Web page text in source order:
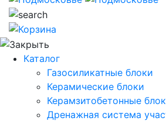
Каталог
Газосиликатные блоки
Керамические блоки
Керамзитобетонные
Дренажная система